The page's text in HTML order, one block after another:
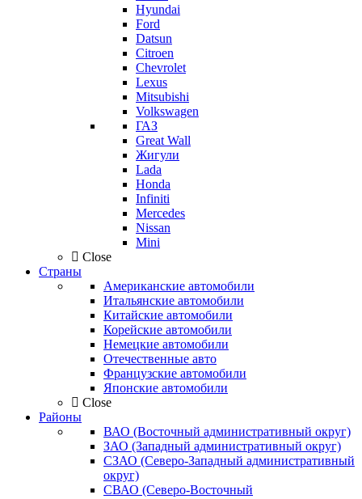
Hyundai
Ford
Datsun
Citroen
Chevrolet
Lexus
Mitsubishi
Volkswagen
ГАЗ
Great Wall
Жигули
Lada
Honda
Infiniti
Mercedes
Nissan
Mini
Close
Страны
Американские автомобили
Итальянские автомобили
Китайские автомобили
Корейские автомобили
Немецкие автомобили
Отечественные авто
Французские автомобили
Японские автомобили
Close
Районы
ВАО (Восточный административный округ)
ЗАО (Западный административный округ)
СЗАО (Северо-Западный административный
округ)
СВАО (Северо-Восточный